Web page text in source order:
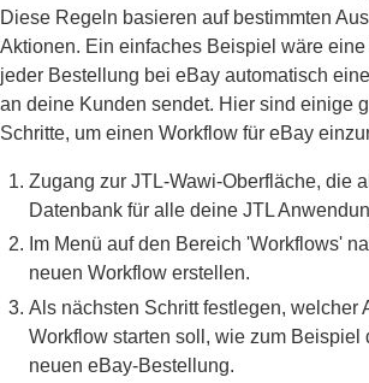
Diese Regeln basieren auf bestimmten
Aktionen. Ein einfaches Beispiel wäre
jeder Bestellung bei eBay automatisch
an deine Kunden sendet. Hier sind einige
Schritte, um einen Workflow für eBay
Zugang zur JTL-Wawi-Oberfläche, die
Datenbank für alle deine JTL
Im Menü auf den Bereich 'Workflows'
neuen Workflow erstellen.
Als nächsten Schritt festlegen, welcher
Workflow starten soll, wie zum Beispiel
neuen eBay-Bestellung.